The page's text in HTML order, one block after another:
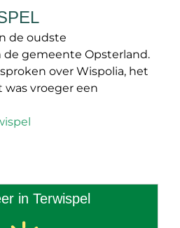
de oudste
gemeente Opsterland.
over Wispolia, het
was vroeger een
in Terwispel